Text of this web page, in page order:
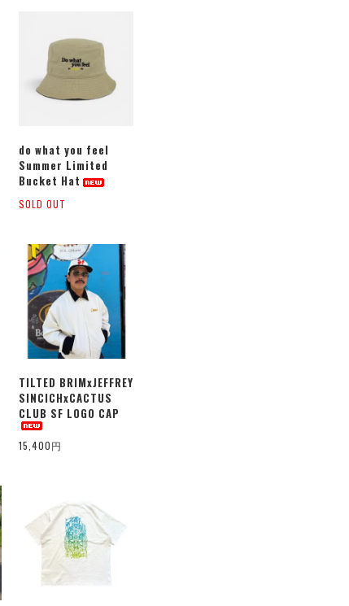
do what you feel
Summer Limited
Bucket Hat
SOLD OUT
TILTED BRIMxJEFFREY
SINCICHxCACTUS
CLUB SF LOGO CAP
15,400円